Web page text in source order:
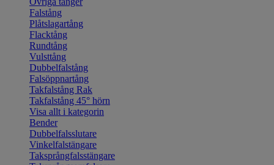
Falstång
Plåtslagartång
Flacktång
Rundtång
Vulsttång
Dubbelfalstång
Falsöppnartång
Takfalstång Rak
Takfalstång 45° hörn
Visa allt i kategorin
Bender
Dubbelfalsslutare
Vinkelfalstängare
Taksprångfalsstängare